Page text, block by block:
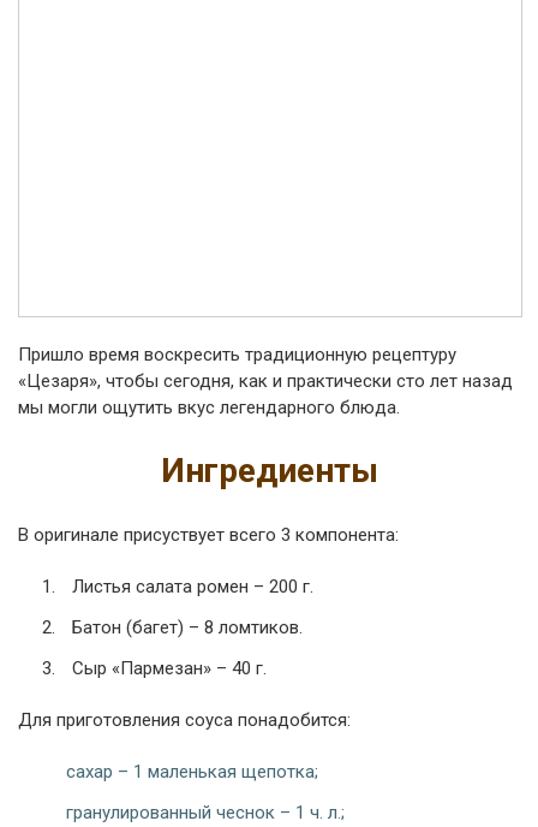
Пришло время воскресить традиционную рецептуру
«Цезаря», чтобы сегодня, как и практически сто лет назад
мы могли ощутить вкус легендарного блюда.
Ингредиенты
В оригинале присуствует всего 3 компонента:
Листья салата ромен – 200 г.
Батон (багет) – 8 ломтиков.
Сыр «Пармезан» – 40 г.
Для приготовления соуса понадобится:
сахар – 1 маленькая щепотка;
гранулированный чеснок – 1 ч. л.;